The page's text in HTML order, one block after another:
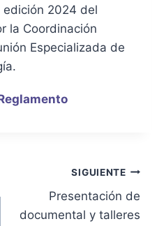
2024 del
la Coordinación
Especializada de
.
SIGUIENTE
Presentación de
documental y talleres